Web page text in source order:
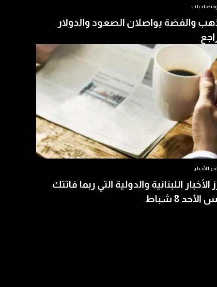
إقتصاديات
والفضة يواصلان الصعود والدولار
آخر الأخبار
الأخبار اللبنانية والدولية التي ربما فاتتك
8 شباط